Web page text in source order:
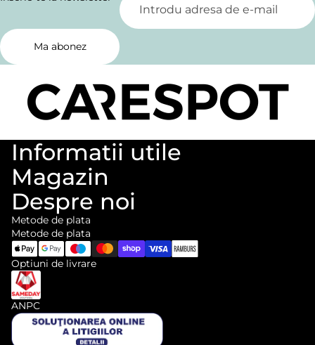
Ma abonez
Informatii utile
Magazin
Despre noi
Metode de plata
Metode de plata
Optiuni de livrare
ANPCInformații de contact
Politica de rambursare